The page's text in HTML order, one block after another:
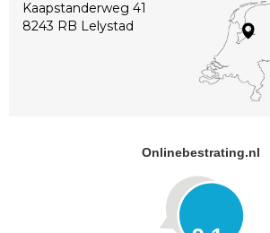
Kaapstanderweg 41
8243 RB Lelystad
Onlinebestrating.nl